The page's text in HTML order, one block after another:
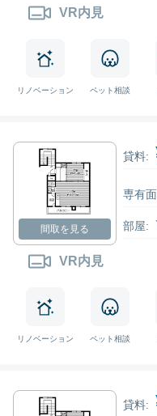
VR内見
リノベーション ペット相談
間取を見る
VR内見
貸料:
専有
部屋:
リノベーション ペット相談
貸料: